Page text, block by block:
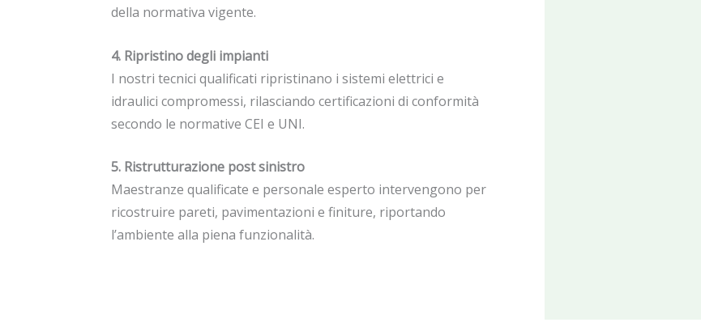
della normativa vigente.
4. Ripristino degli impianti
I nostri tecnici qualificati ripristinano i sistemi elettrici e
idraulici compromessi, rilasciando certificazioni di conformità
secondo le normative CEI e UNI.
5. Ristrutturazione post sinistro
Maestranze qualificate e personale esperto intervengono per
ricostruire pareti, pavimentazioni e finiture, riportando
l’ambiente alla piena funzionalità.